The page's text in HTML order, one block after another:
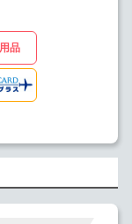
品